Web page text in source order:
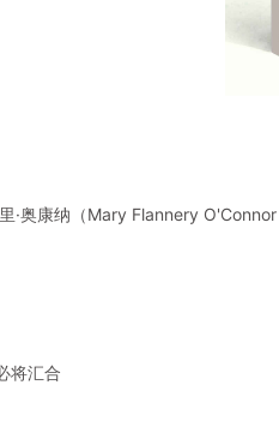
里·奥康纳（Mary Flannery
将汇合